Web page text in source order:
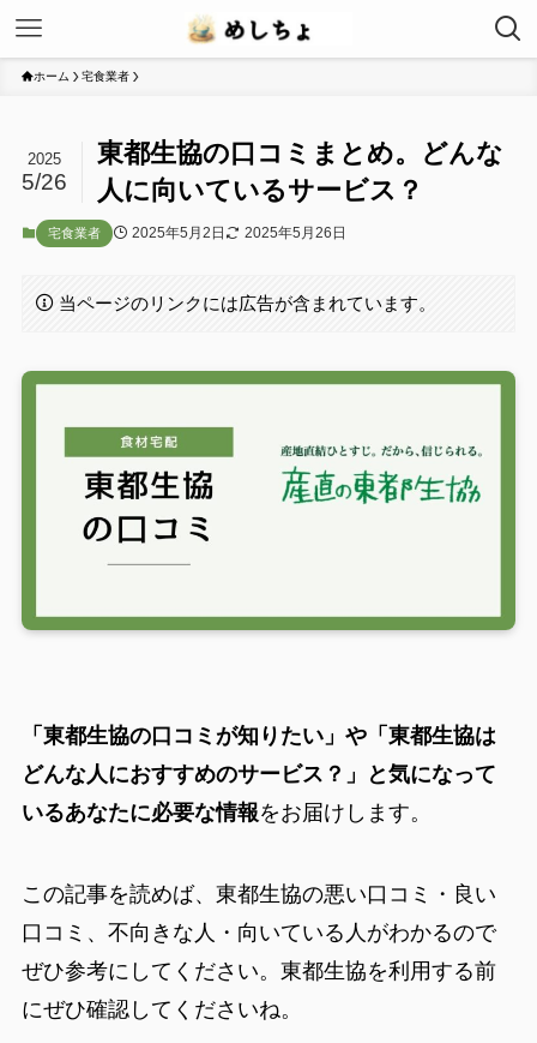
ホーム 宅食業者
東都生協の口コミまとめ。どんな
人に向いているサービス？
2025
5/26
宅食業者 2025年5月2日 2025年5月26日
当ページのリンクには広告が含まれています。
「東都生協の口コミが知りたい」や「東都生協は
どんな人におすすめのサービス？」と気になって
いるあなたに必要な情報をお届けします。
この記事を読めば、東都生協の悪い口コミ・良い
口コミ、不向きな人・向いている人がわかるので
ぜひ参考にしてください。東都生協を利用する前
にぜひ確認してくださいね。